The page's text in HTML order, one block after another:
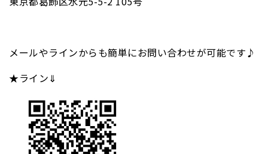
メールやラインからも簡単にお問い合わせが可能です♪
★ライン⇓